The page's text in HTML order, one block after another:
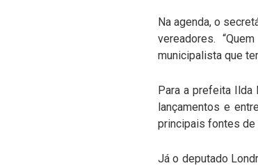
Na agenda, o
vereadores.
municipalista que
Para a prefeita Ilda
lançamentos e
principais fontes de
Já o deputado